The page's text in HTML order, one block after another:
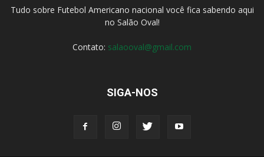
Tudo sobre Futebol Americano nacional você fica sabendo aqui
no Salão Oval!
Contato: salaooval@gmail.com
SIGA-NOS